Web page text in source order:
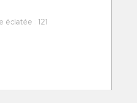
éclatée : 121